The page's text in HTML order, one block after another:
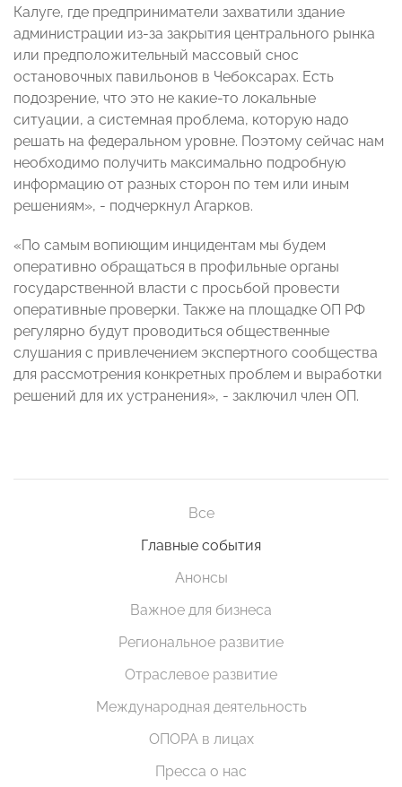
Калуге, где предприниматели захватили здание
администрации из-за закрытия центрального рынка
или предположительный массовый снос
остановочных павильонов в Чебоксарах. Есть
подозрение, что это не какие-то локальные
ситуации, а системная проблема, которую надо
решать на федеральном уровне. Поэтому сейчас нам
необходимо получить максимально подробную
информацию от разных сторон по тем или иным
решениям», - подчеркнул Агарков.
«По самым вопиющим инцидентам мы будем
оперативно обращаться в профильные органы
государственной власти с просьбой провести
оперативные проверки. Также на площадке ОП РФ
регулярно будут проводиться общественные
слушания с привлечением экспертного сообщества
для рассмотрения конкретных проблем и выработки
решений для их устранения», - заключил член ОП.
Все
Главные события
Анонсы
Важное для бизнеса
Региональное развитие
Отраслевое развитие
Международная деятельность
ОПОРА в лицах
Пресса о нас